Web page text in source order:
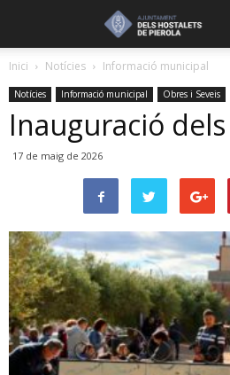
Inici Notícies Informació municipal
Notícies Informació municipal Obres i Seveis
Inauguració
17 de maig de 2026